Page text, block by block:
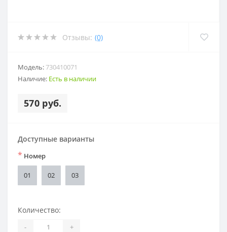
Отзывы: (0)
Модель:730410071
Наличие: Есть в наличии
570 руб.
Доступные варианты
* Номер
01 02 03
Количество:
- +